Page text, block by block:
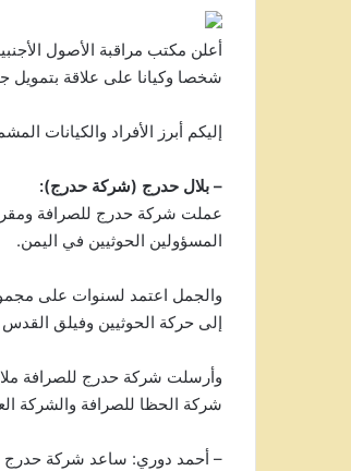
شخصا وكيانا على علاقة
إليكم أبرز الأفراد والكيانات
– بلال حدرج (شركة حدرج):
عملت شركة حدرج للصرافة
المسؤولين الحوثيين في اليمن.
والجمل اعتمد لسنوات على
إلى حركة الحوثيين وفيلق القدس
وأرسلت شركة حدرج للصرافة
شركة الحظا للصرافة والشركة
– أحمد دوري: ساعد شركة حدرج